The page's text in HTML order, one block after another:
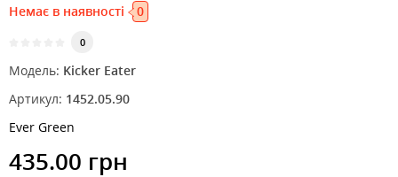
Немає в наявності 0
0
Модель: Kicker Eater
Артикул: 1452.05.90
Ever Green
435.00 грн